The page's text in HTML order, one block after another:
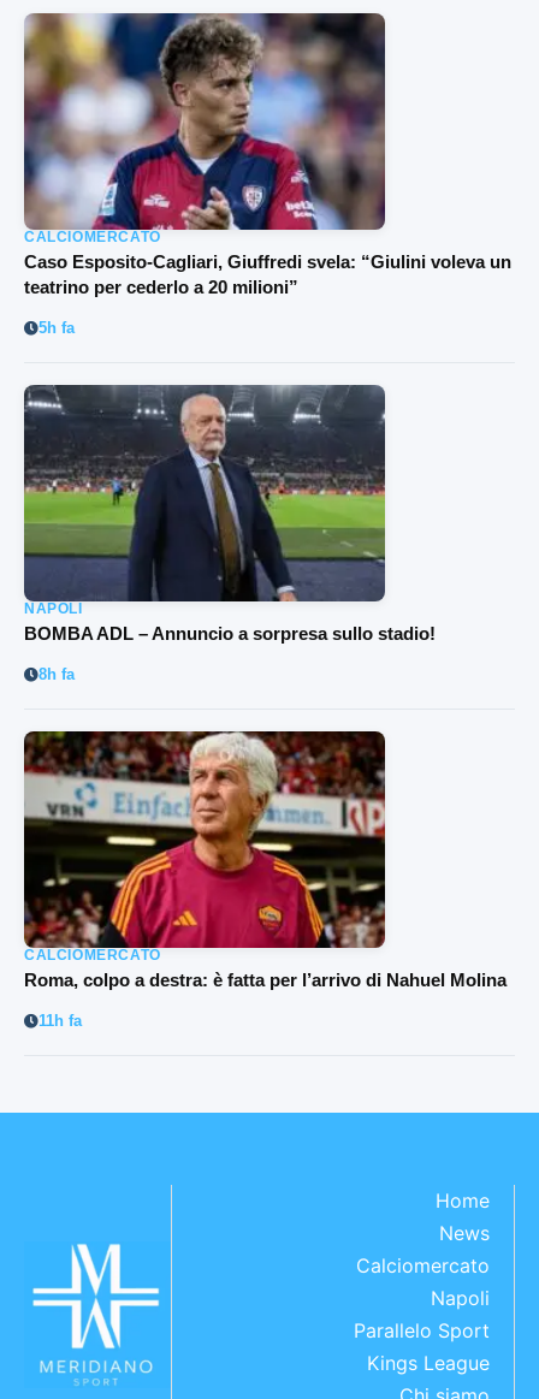
CALCIOMERCATO
Caso Esposito-Cagliari, Giuffredi svela: “Giulini voleva un
teatrino per cederlo a 20 milioni”
5h fa
NAPOLI
BOMBA ADL – Annuncio a sorpresa sullo stadio!
8h fa
CALCIOMERCATO
Roma, colpo a destra: è fatta per l’arrivo di Nahuel Molina
11h fa
Home
News
Calciomercato
Napoli
Parallelo Sport
Kings League